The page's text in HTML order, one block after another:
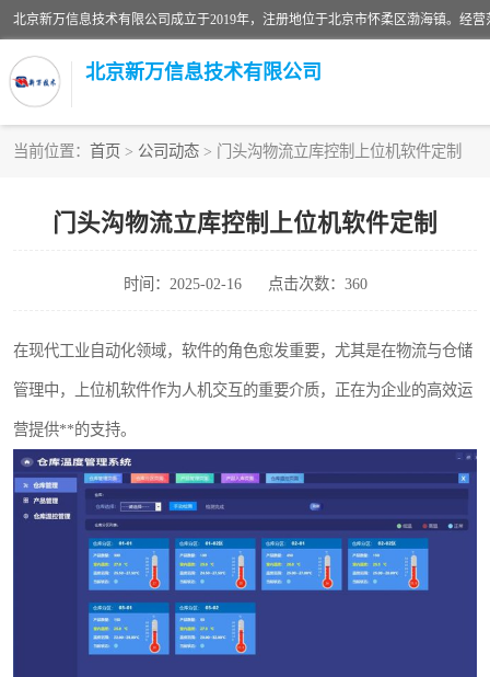
北京新万信息技术有限公司
当前位置： 首页 > 公司动态 > 门头沟物流立库控制上位机软件定制
门头沟物流立库控制上位机软件定制
时间：2025-02-16 点击次数：360
在现代工业自动化领域，软件的角色愈发重要，尤其是在物流与仓储
管理中，上位机软件作为人机交互的重要介质，正在为企业的高效运
营提供**的支持。
数据采集软件
数据采集和条码追溯
物流立库控制上位机软件
PDA手持终端WinCE上位机软件
WMS和WCS二合一
串口上位机软件
运动控制上位机软件